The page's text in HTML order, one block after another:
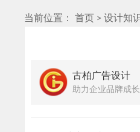
当前位置： 首页 >设计知
古柏广告设计
助力企业品牌成长